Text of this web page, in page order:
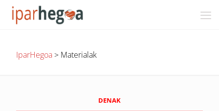
IparHegoa> Materialak
DENAK